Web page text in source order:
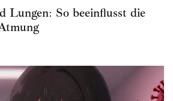
Lungen: So beeinflusst die